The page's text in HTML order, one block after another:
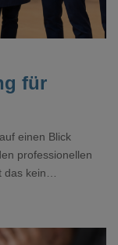
für
einen Blick
professionellen
das kein